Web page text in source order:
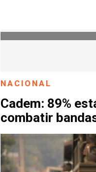
NACIONAL
Cadem: 89%
combatir